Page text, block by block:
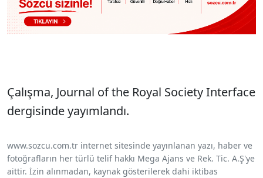
Çalışma, Journal of the Royal Society Interface
dergisinde yayımlandı.
www.sozcu.com.tr internet sitesinde yayınlanan yazı, haber ve
fotoğrafların her türlü telif hakkı Mega Ajans ve Rek. Tic. A.Ş'ye
aittir. İzin alınmadan, kaynak gösterilerek dahi iktibas